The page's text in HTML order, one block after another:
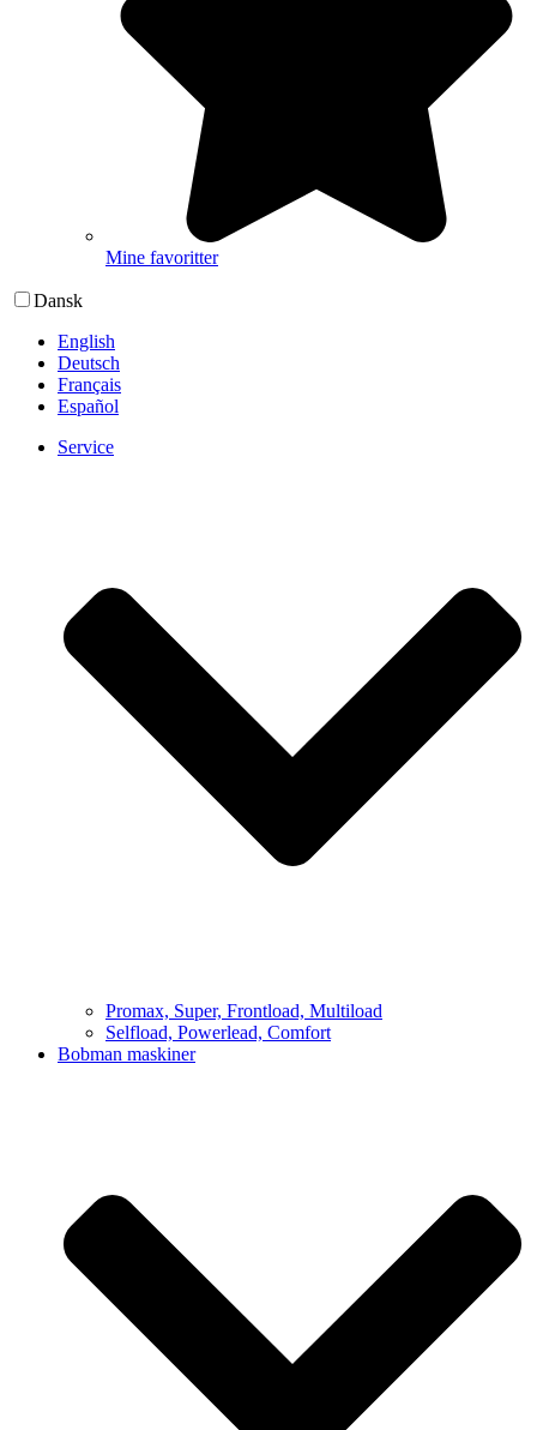
Mine favoritter
Dansk
English
Deutsch
Français
Español
Service
Promax, Super, Frontload, Multiload
Selfload, Powerlead, Comfort
Bobman maskiner